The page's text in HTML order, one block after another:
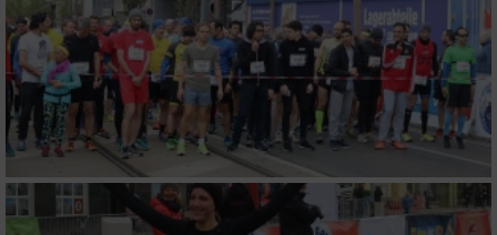
Erstellung von Profilen zur Personalisierung
von Inhalten
Verwendung von Profilen zur Auswahl
personalisierter Inhalte
Messung der Werbeleistung
Messung der Performance von Inhalten